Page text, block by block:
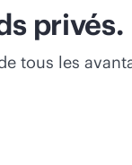
privés.
tous les